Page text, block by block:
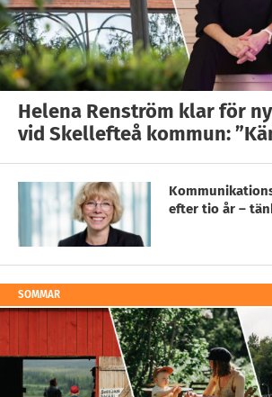
Helena Renström klar för
vid Skellefteå kommun:
efter tio år –
SOMMAR